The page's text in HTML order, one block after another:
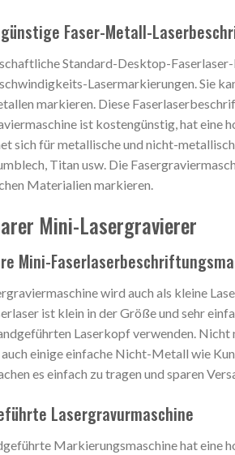
Faser-Metall-
Standard-Desktop-
Lasermarkierungen. Sie
markieren. Diese
ist kostengünstig, hat
sich für metallische und nicht-
Titan usw. Die
Materialien markieren.
Mini-Lasergravierer
Mini-
wird auch als kleine
ist klein in der Größe und sehr
Laserkopf verwenden.
einige einfache Nicht-Metall wie
es einfach zu tragen und sparen
Lasergravurmaschine
Markierungsmaschine hat eine